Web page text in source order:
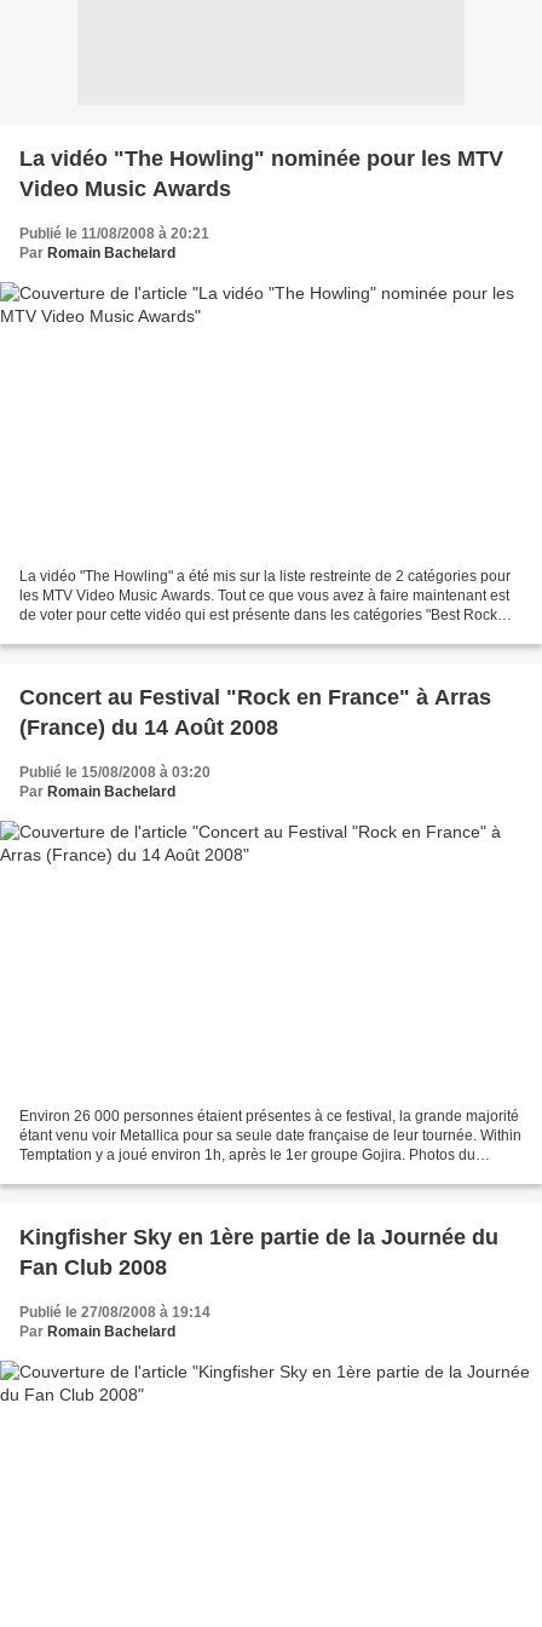
La vidéo "The Howling" nominée pour les MTV
Video Music Awards
Publié le 11/08/2008 à 20:21
Par Romain Bachelard
La vidéo "The Howling" a été mis sur la liste restreinte de 2 catégories pour
les MTV Video Music Awards. Tout ce que vous avez à faire maintenant est
de voter pour cette vidéo qui est présente dans les catégories "Best Rock
Concert au Festival "Rock en France" à Arras
(France) du 14 Août 2008
Publié le 15/08/2008 à 03:20
Par Romain Bachelard
Environ 26 000 personnes étaient présentes à ce festival, la grande majorité
étant venu voir Metallica pour sa seule date française de leur tournée. Within
Temptation y a joué environ 1h, après le 1er groupe Gojira. Photos du
Kingfisher Sky en 1ère partie de la Journée du
Fan Club 2008
Publié le 27/08/2008 à 19:14
Par Romain Bachelard